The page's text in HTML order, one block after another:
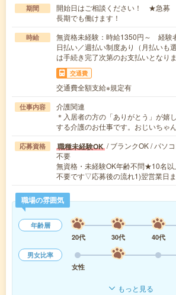
期間
開始日はご相談ください！ ★急募
長期でも働けます！
時給
無資格未経験：時給1350円～ 経
日払い／週払い制度あり（月払いも
は手続き完了次第のお支払いとなりま
交通費
交通費全額支給※規定有
仕事内容
介護関連
＊入居者の方の「ありがとう」が嬉
する介護のお仕事です。おじいちゃ
応募資格 職種未経験OK / ブランクOK / パソ
不要
無資格・未経験OK年齢不問★10名
不要です▽応募後の流れ1)翌営業日
職場の雰囲気
年齢層
20代
30代 40代
男女比率
女性
もっと見る